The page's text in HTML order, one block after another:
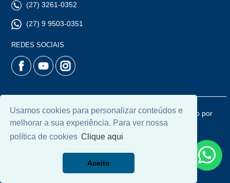
Usamos cookies para personalizar conteúdos e
melhorar a sua experiência. Para ver nossa
política de cookies Clique aqui
Aceito
(27) 3261-0352
(27) 9 9503-0351
REDES SOCIAIS
© 2026 | Chamoun Imóveis | CRECI: 5965J | Desenvolvido por
Universal Software.